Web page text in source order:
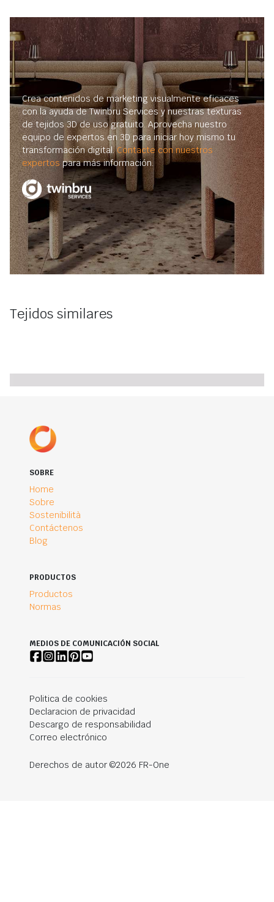
Crea contenidos de marketing visualmente eficaces
con la ayuda de Twinbru Services y nuestras texturas
de tejidos 3D de uso gratuito. Aprovecha nuestro
equipo de expertos en 3D para iniciar hoy mismo tu
transformación digital.Contacte con nuestros
expertos para más información.
Tejidos similares
SOBRE
Home
Sobre
Sostenibilità
Contáctenos
Blog
PRODUCTOS
Productos
Normas
MEDIOS DE COMUNICACIÓN SOCIAL
Politica de cookies
Declaracion de privacidad
Descargo de responsabilidad
Correo electrónico
Derechos de autor ©2026 FR-One